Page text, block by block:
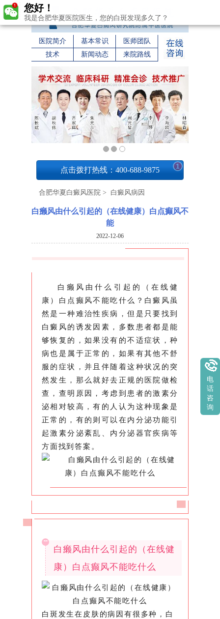
医院简介 基本常识
医师团队
技术
新闻动态 来院路线
点击拨打热线：400-688-9875 1
合肥华夏白癜风医院 > 白癜风病因
白癞风由什么引起的（在线健康）白点癫风不
能
2022-12-06
白癞风由什么引起的（在线健
康）白点癫风不能吃什么？白癜风虽
然是一种难治性疾病，但是只要找到
白癜风的诱发因素，多数患者都是能
够恢复的，如果没有的不适症状，种
病也是属于正常的，如果有其他不舒
服的症状，并且伴随着这种状况的突
然发生，那么就好去正规的医院做检
查，查明原因，考虑到患者的激素分
泌相对较高，有的人认为这种现象是
正常的，有的则可以在内分泌功能引
起激素分泌紊乱、内分泌器官疾病等
方面找到答案。
白癞风由什么引起的（在线健
康）白点癫风不能吃什么
白斑发生在皮肤的病因有很多种，白
您好！
我是合肥华夏医院医生，您的白斑发现多久了？
电
话
咨
询